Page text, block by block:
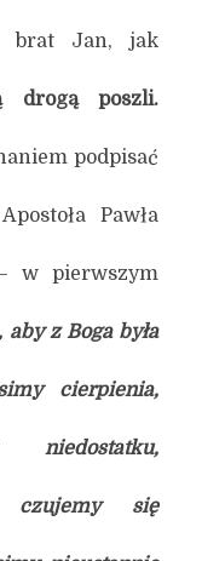
brat Jan, jak
drogą poszli.
podpisać
Pawła
w pierwszym
z Boga była
cierpienia,
czujemy się